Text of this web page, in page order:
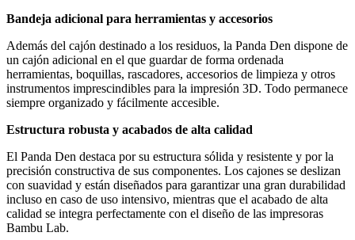
Bandeja adicional para herramientas y accesorios
Además del cajón destinado a los residuos, la Panda Den dispone de
un cajón adicional en el que guardar de forma ordenada
herramientas, boquillas, rascadores, accesorios de limpieza y otros
instrumentos imprescindibles para la impresión 3D. Todo permanece
siempre organizado y fácilmente accesible.
Estructura robusta y acabados de alta calidad
El Panda Den destaca por su estructura sólida y resistente y por la
precisión constructiva de sus componentes. Los cajones se deslizan
con suavidad y están diseñados para garantizar una gran durabilidad
incluso en caso de uso intensivo, mientras que el acabado de alta
calidad se integra perfectamente con el diseño de las impresoras
Bambu Lab.